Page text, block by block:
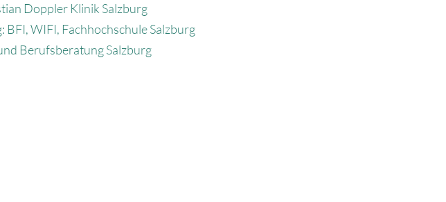
Doppler Klinik Salzburg
WIFI, Fachhochschule Salzburg
Berufsberatung Salzburg